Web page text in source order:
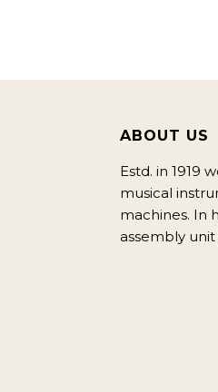
ABOUT US
Estd. in 1919
musical
machines. In
assembly